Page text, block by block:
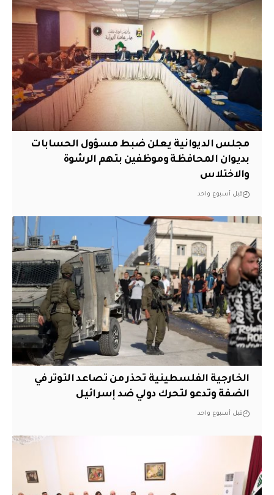
مجلس الديوانية يعلن ضبط مسؤول الحسابات
بديوان المحافظة وموظفين بتهم الرشوة
والاختلاس
قبل أسبوع واحد
الخارجية الفلسطينية تحذر من تصاعد التوتر في
الضفة وتدعو لتحرك دولي ضد إسرائيل
قبل أسبوع واحد